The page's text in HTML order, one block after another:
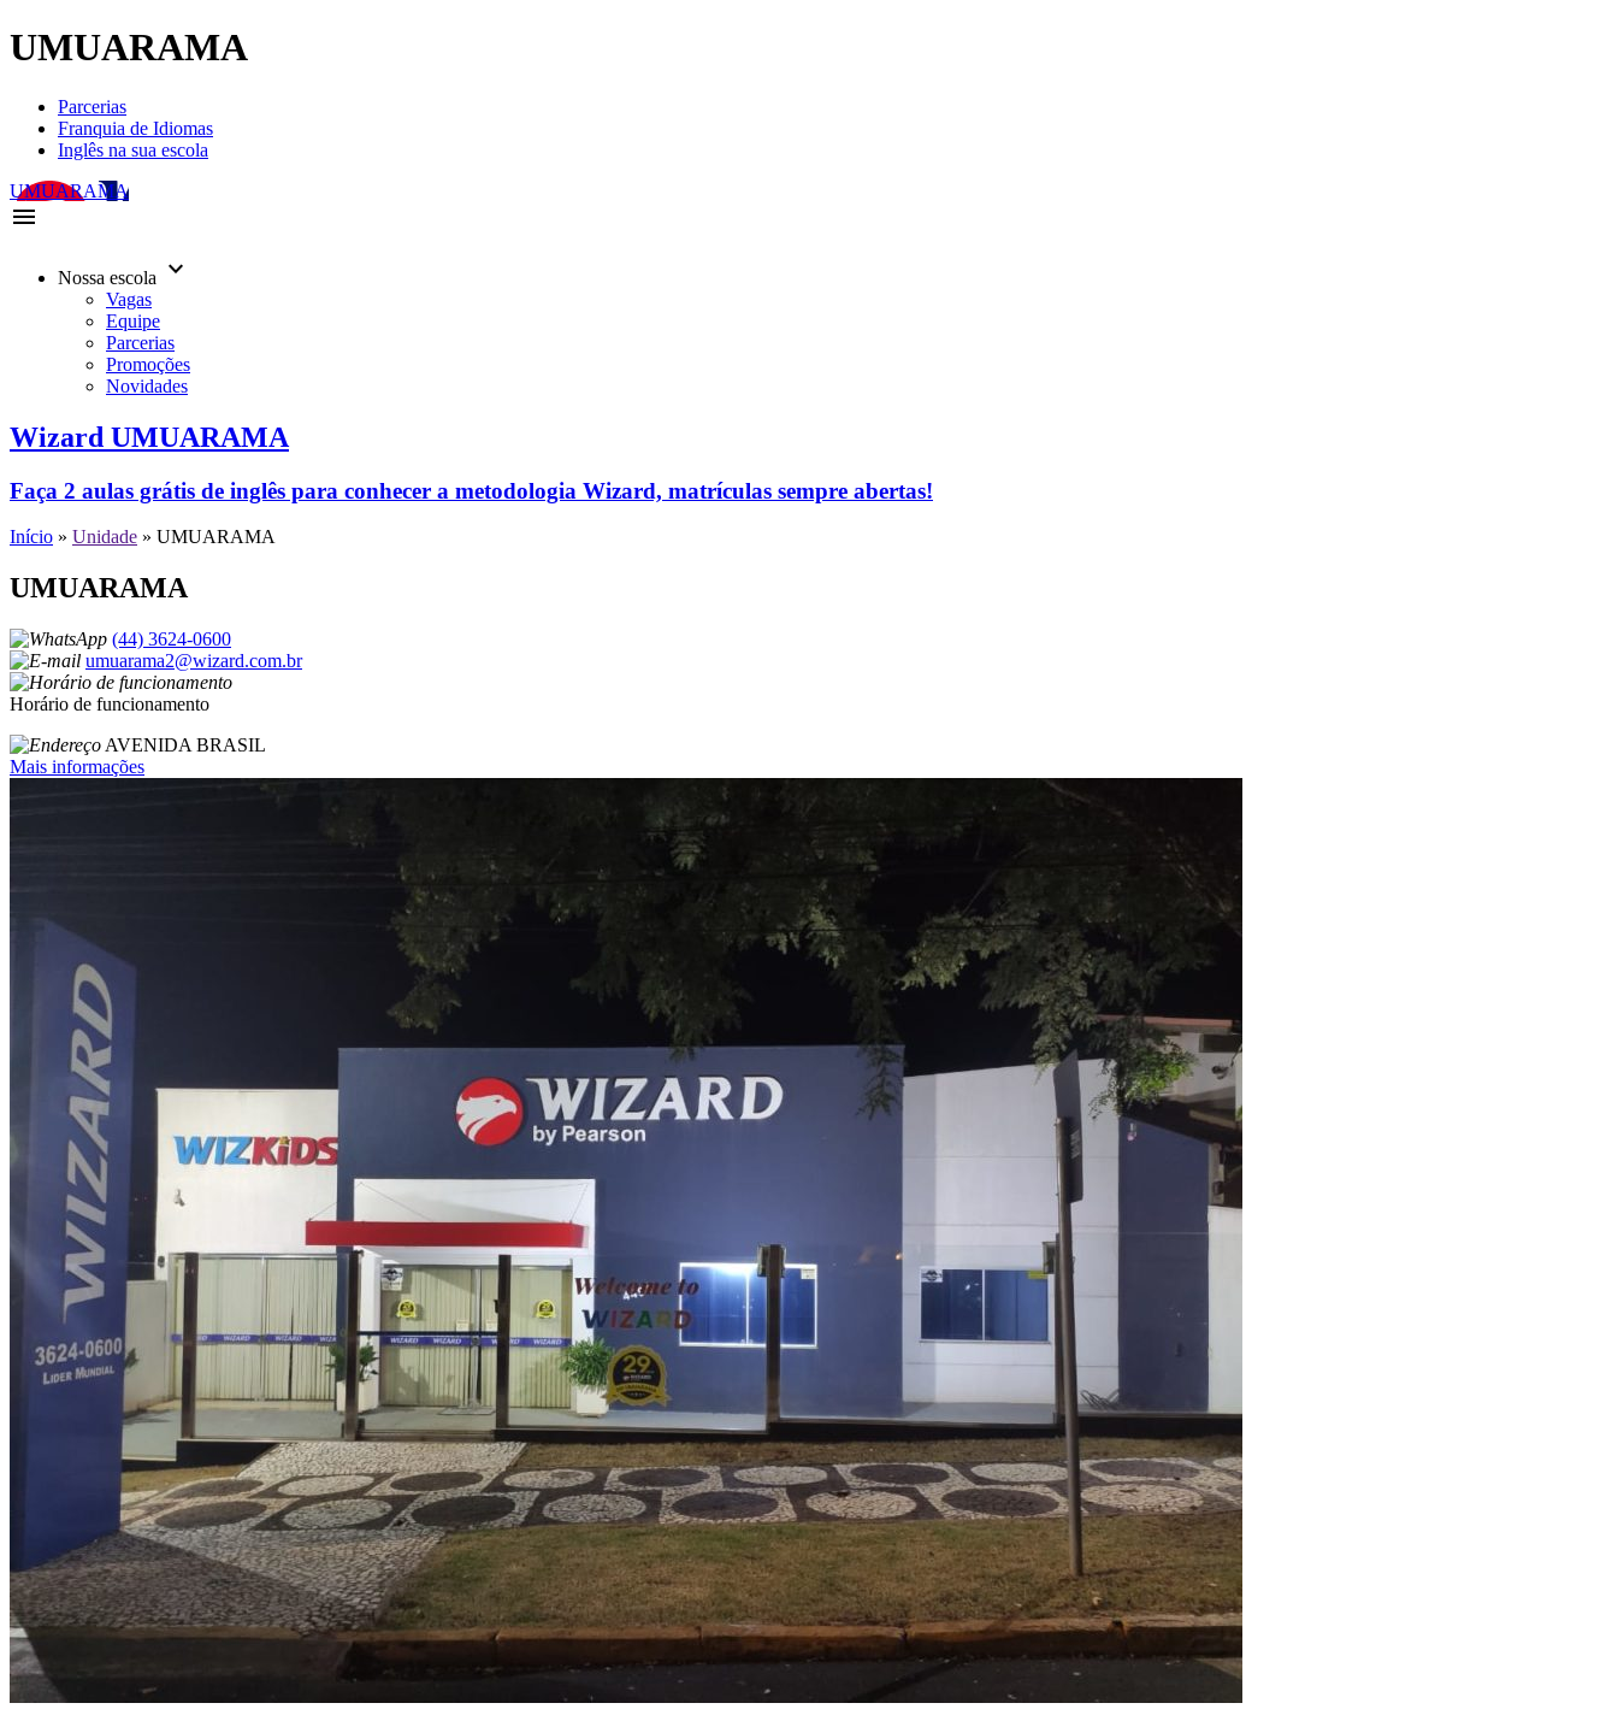
UMUARAMA
Parcerias
Franquia de Idiomas
Inglês na sua escola
UMUARAMA
menu
Nossa escola keyboard_arrow_down
Vagas
Equipe
Parcerias
Promoções
Novidades
Wizard UMUARAMA
Faça 2 aulas grátis de inglês para conhecer a metodologia Wizard, matrículas sempre abertas!
Início » Unidade » UMUARAMA
UMUARAMA
(44) 3624-0600
umuarama2@wizard.com.br
Horário de funcionamento
AVENIDA BRASIL
Mais informações